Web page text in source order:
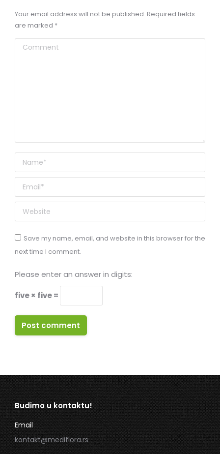
Your email address will not be published. Required fields
are marked *
Comment
Name *
Email *
Website
Save my name, email, and website in this browser for the
next time I comment.
Please enter an answer in digits:
five × five =
Post comment
Budimo u kontaktu!
Email
kontakt@mediflora.rs